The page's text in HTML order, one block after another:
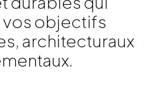
vos objectifs
architecturaux